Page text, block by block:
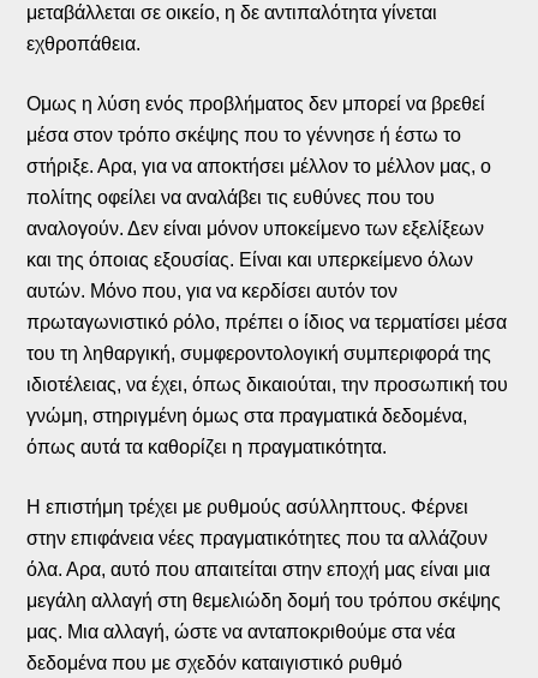
μεταβάλλεται σε οικείο, η δε αντιπαλότητα γίνεται
εχθροπάθεια.
Ομως η λύση ενός προβλήματος δεν μπορεί να βρεθεί
μέσα στον τρόπο σκέψης που το γέννησε ή έστω το
στήριξε. Αρα, για να αποκτήσει μέλλον το μέλλον μας, ο
πολίτης οφείλει να αναλάβει τις ευθύνες που του
αναλογούν. Δεν είναι μόνον υποκείμενο των εξελίξεων
και της όποιας εξουσίας. Είναι και υπερκείμενο όλων
αυτών. Μόνο που, για να κερδίσει αυτόν τον
πρωταγωνιστικό ρόλο, πρέπει ο ίδιος να τερματίσει μέσα
του τη ληθαργική, συμφεροντολογική συμπεριφορά της
ιδιοτέλειας, να έχει, όπως δικαιούται, την προσωπική του
γνώμη, στηριγμένη όμως στα πραγματικά δεδομένα,
όπως αυτά τα καθορίζει η πραγματικότητα.
Η επιστήμη τρέχει με ρυθμούς ασύλληπτους. Φέρνει
στην επιφάνεια νέες πραγματικότητες που τα αλλάζουν
όλα. Αρα, αυτό που απαιτείται στην εποχή μας είναι μια
μεγάλη αλλαγή στη θεμελιώδη δομή του τρόπου σκέψης
μας. Μια αλλαγή, ώστε να ανταποκριθούμε στα νέα
δεδομένα που με σχεδόν καταιγιστικό ρυθμό